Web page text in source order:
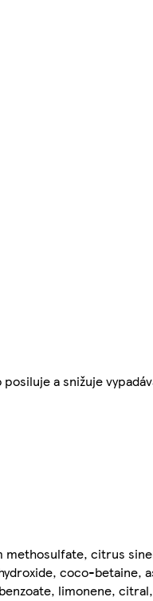
a snižuje
methosulfate, citrus
coco-betaine,
limonene,